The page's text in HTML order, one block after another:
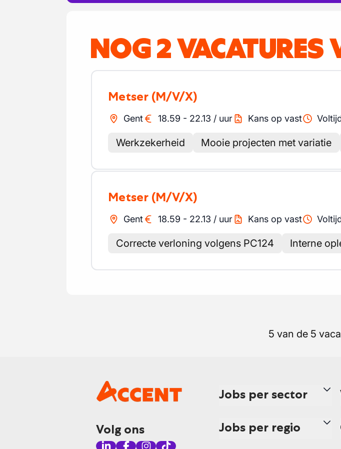
NOG 2 VACATURES
Metser (M/V/X)
Gent 18.59 - 22.13 / uur Kans op vast
Werkzekerheid Mooie projecten met variatie
Metser (M/V/X)
Gent 18.59 - 22.13 / uur Kans op vast
Correcte verloning volgens PC124 Interne
5 van de 5
Volg ons
Jobs per sector
Jobs per regio